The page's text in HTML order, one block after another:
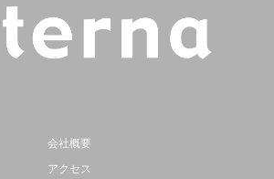
会社概要
アクセス